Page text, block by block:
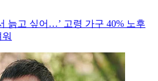
늙고 싶어…’ 고령 가구 40% 노후